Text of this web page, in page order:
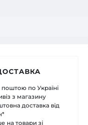
по Україні
з магазину
доставка від
на товари зі